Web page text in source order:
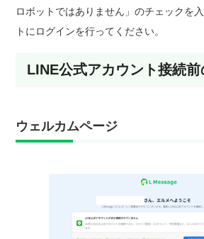
ロボットではありません」のチェックを
トにログインを行ってください。
LINE公式アカウント接続
ウェルカムページ